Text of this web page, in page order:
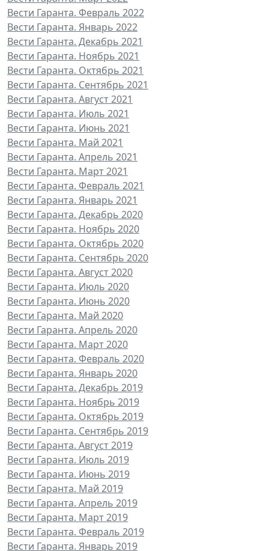
Вести Гаранта. Февраль 2022
Вести Гаранта. Январь 2022
Вести Гаранта. Декабрь 2021
Вести Гаранта. Ноябрь 2021
Вести Гаранта. Октябрь 2021
Вести Гаранта. Сентябрь 2021
Вести Гаранта. Август 2021
Вести Гаранта. Июль 2021
Вести Гаранта. Июнь 2021
Вести Гаранта. Май 2021
Вести Гаранта. Апрель 2021
Вести Гаранта. Март 2021
Вести Гаранта. Февраль 2021
Вести Гаранта. Январь 2021
Вести Гаранта. Декабрь 2020
Вести Гаранта. Ноябрь 2020
Вести Гаранта. Октябрь 2020
Вести Гаранта. Сентябрь 2020
Вести Гаранта. Август 2020
Вести Гаранта. Июль 2020
Вести Гаранта. Июнь 2020
Вести Гаранта. Май 2020
Вести Гаранта. Апрель 2020
Вести Гаранта. Март 2020
Вести Гаранта. Февраль 2020
Вести Гаранта. Январь 2020
Вести Гаранта. Декабрь 2019
Вести Гаранта. Ноябрь 2019
Вести Гаранта. Октябрь 2019
Вести Гаранта. Сентябрь 2019
Вести Гаранта. Август 2019
Вести Гаранта. Июль 2019
Вести Гаранта. Июнь 2019
Вести Гаранта. Май 2019
Вести Гаранта. Апрель 2019
Вести Гаранта. Март 2019
Вести Гаранта. Февраль 2019
Вести Гаранта. Январь 2019